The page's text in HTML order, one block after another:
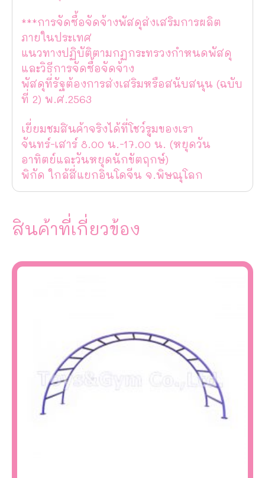
***การจัดซื้อจัดจ้างพัสดุส่งเสริมการผลิต
ภายในประเทศ
แนวทางปฏิบัติตามกฏกระทรวงกำหนดพัสดุ
และวิธีการจัดซื้อจัดจ้าง
พัสดุที่รัฐต้องการส่งเสริมหรือสนับสนุน (ฉบับ
ที่ 2) พ.ศ.2563
เยี่ยมชมสินค้าจริงได้ที่โชว์รูมของเรา
จันทร์-เสาร์ 8.00 น.-17.00 น. (หยุดวัน
อาทิตย์และวันหยุดนักขัตฤกษ์)
พิกัด ใกล้สี่แยกอินโดจีน จ.พิษณุโลก
สินค้าที่เกี่ยวข้อง